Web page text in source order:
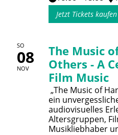
Jetzt Tickets kaufen
SO
08
NOV
The Music
Others - A
Film Music
„The Music of
ein
audiovisuelles
Altersgruppen,
Musikliebhaber